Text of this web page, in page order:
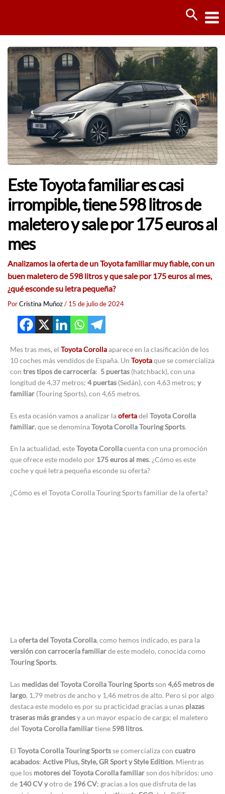
Este Toyota familiar es casi
irrompible, tiene 598 litros de
maletero y sale por 175 euros al
mes
Analizamos la oferta de un Toyota familiar muy fiable, con un
buen maletero de 598 litros y que sale por 175 euros al mes,
¿qué esconde su letra pequeña?
PorCristina Muñoz/ 15 de julio de 2024
Mes tras mes, el Toyota Corollaaparece en la clasificación de los
10 coches más vendidos de España. Un Toyotaque se comercializa
con tres tipos de carrocería: 5 puertas (hatchback), con una
longitud de 4,37 metros; 4 puertas (Sedán), con 4,63 metros; y
familiar (Touring Sports), con 4,65 metros.
Es esta ocasión vamos a analizar laofertadel Toyota Corolla
familiar, que se denominaToyota Corolla Touring Sports.
En la actualidad, esteToyota Corollacuenta con una promoción
que ofrece este modelo por 175 euros al mes. ¿Cómo es este
coche y qué letra pequeña esconde su oferta?
¿Cómo es el Toyota Corolla Touring Sports familiar de la oferta?
Laoferta del Toyota Corolla, como hemos indicado, es para la
versión con carrocería familiarde este modelo, conocida como
Touring Sports.
Las medidas del Toyota Corolla Touring Sportsson 4,65 metros de
largo, 1,79 metros de ancho y 1,46 metros de alto. Pero si por algo
destaca este modelo es por su practicidad gracias a unas plazas
traseras más grandesy a un mayor espacio de carga; el maletero
del Toyota Corolla familiartiene 598 litros.
El Toyota Corolla Touring Sportsse comercializa con cuatro
acabados: Active Plus, Style, GR Sport y Style Edition. Mientras
que los motores del Toyota Corolla familiarson dos híbridos: uno
de 140 CV yotro de 196 CV; gracias a los que disfruta de las